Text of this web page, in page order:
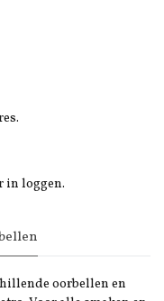
in loggen.
oorbellen en